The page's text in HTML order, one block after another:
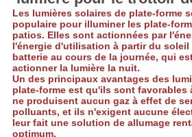
CONFIDENTIALITÉ
Les lumières solaires de plate-forme
populaire pour illuminer les plate-
patios. Elles sont actionnées par
l'énergie d'utilisation à partir du soleil
batterie au cours de la journée, qui
actionner la lumière la nuit.
Un des principaux avantages des
plate-forme est qu'ils sont favorables
ne produisent aucun gaz à effet de
polluants, et ils n'exigent aucune
leur fait une solution de allumage
optimum.